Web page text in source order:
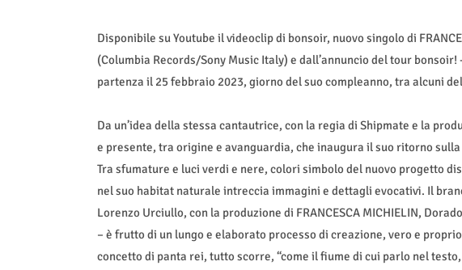
Disponibile su Youtube il videoclip di bonsoir, nuovo singolo di
(Columbia Records/Sony Music Italy) e dall’annuncio del tour
partenza il 25 febbraio 2023, giorno del suo compleanno, tra alcuni
Da un’idea della stessa cantautrice, con la regia di Shipmate e la
e presente, tra origine e avanguardia, che inaugura il suo ritorno
Tra sfumature e luci verdi e nere, colori simbolo del nuovo progetto
nel suo habitat naturale intreccia immagini e dettagli evocativi. Il
Lorenzo Urciullo, con la produzione di FRANCESCA MICHIELIN,
– è frutto di un lungo e elaborato processo di creazione, vero e
concetto di panta rei, tutto scorre, “come il fiume di cui parlo nel